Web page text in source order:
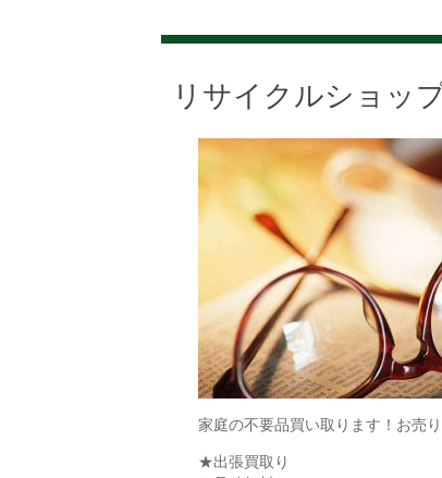
リサイクルショッ
家庭の不要品買い取ります！お売り
★出張買取り